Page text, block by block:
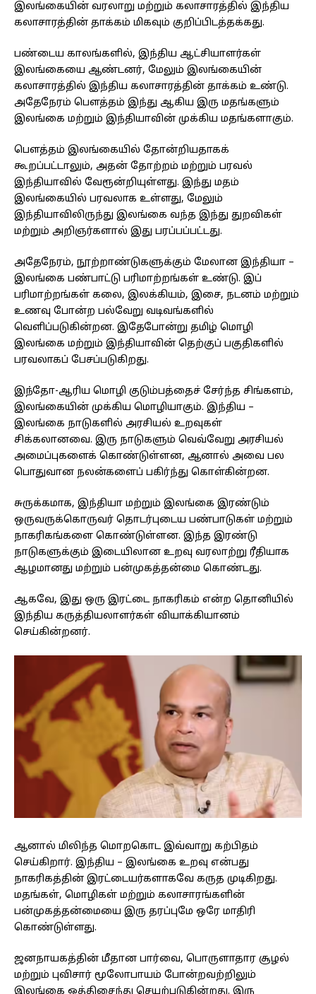
இலங்கையின் வரலாறு மற்றும் கலாசாரத்தில் இந்திய
கலாசாரத்தின் தாக்கம் மிகவும் குறிப்பிடத்தக்கது.
பண்டைய காலங்களில், இந்திய ஆட்சியாளர்கள்
இலங்கையை ஆண்டனர், மேலும் இலங்கையின்
கலாசாரத்தில் இந்திய கலாசாரத்தின் தாக்கம் உண்டு.
அதேநேரம் பௌத்தம் இந்து ஆகிய இரு மதங்களும்
இலங்கை மற்றும் இந்தியாவின் முக்கிய மதங்களாகும்.
பௌத்தம் இலங்கையில் தோன்றியதாகக்
கூறப்பட்டாலும், அதன் தோற்றம் மற்றும் பரவல்
இந்தியாவில் வேரூன்றியுள்ளது. இந்து மதம்
இலங்கையில் பரவலாக உள்ளது, மேலும்
இந்தியாவிலிருந்து இலங்கை வந்த இந்து துறவிகள்
மற்றும் அறிஞர்களால் இது பரப்பப்பட்டது.
அதேநேரம், நூற்றாண்டுகளுக்கும் மேலான இந்தியா –
இலங்கை பண்பாட்டு பரிமாற்றங்கள் உண்டு. இப்
பரிமாற்றங்கள் கலை, இலக்கியம், இசை, நடனம் மற்றும்
உணவு போன்ற பல்வேறு வடிவங்களில்
வெளிப்படுகின்றன. இதேபோன்று தமிழ் மொழி
இலங்கை மற்றும் இந்தியாவின் தெற்குப் பகுதிகளில்
பரவலாகப் பேசப்படுகிறது.
இந்தோ-ஆரிய மொழி குடும்பத்தைச் சேர்ந்த சிங்களம்,
இலங்கையின் முக்கிய மொழியாகும். இந்திய –
இலங்கை நாடுகளில் அரசியல் உறவுகள்
சிக்கலானவை. இரு நாடுகளும் வெவ்வேறு அரசியல்
அமைப்புகளைக் கொண்டுள்ளன, ஆனால் அவை பல
பொதுவான நலன்களைப் பகிர்ந்து கொள்கின்றன.
சுருக்கமாக, இந்தியா மற்றும் இலங்கை இரண்டும்
ஒருவருக்கொருவர் தொடர்புடைய பண்பாடுகள் மற்றும்
நாகரிகங்களை கொண்டுள்ளன. இந்த இரண்டு
நாடுகளுக்கும் இடையிலான உறவு வரலாற்று ரீதியாக
ஆழமானது மற்றும் பன்முகத்தன்மை கொண்டது.
ஆகவே, இது ஒரு இரட்டை நாகரிகம் என்ற தொனியில்
இந்திய கருத்தியலாளர்கள் வியாக்கியானம்
செய்கின்றனர்.
ஆனால் மிலிந்த மொறகொட இவ்வாறு கற்பிதம்
செய்கிறார். இந்திய – இலங்கை உறவு என்பது
நாகரிகத்தின் இரட்டையர்களாகவே கருத முடிகிறது.
மதங்கள், மொழிகள் மற்றும் கலாசாரங்களின்
பன்முகத்தன்மையை இரு தரப்புமே ஒரே மாதிரி
கொண்டுள்ளது.
ஜனநாயகத்தின் மீதான பார்வை, பொருளாதார சூழல்
மற்றும் புவிசார் மூலோபாயம் போன்றவற்றிலும்
இலங்கை ஒத்திசைந்து செயற்படுகின்றது. இரு